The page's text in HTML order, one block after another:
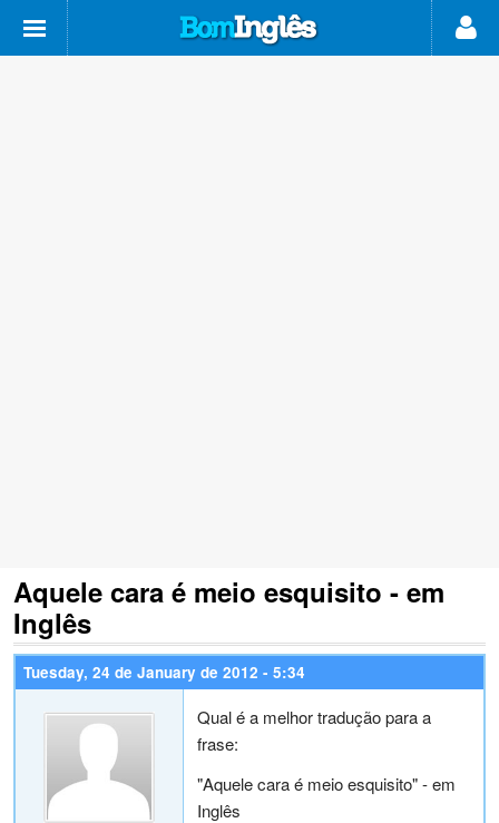
Aquele cara é meio esquisito - em
Inglês
Tuesday, 24 de January de 2012 - 5:34
Qual é a melhor tradução para a
frase:
"Aquele cara é meio esquisito" - em
Inglês